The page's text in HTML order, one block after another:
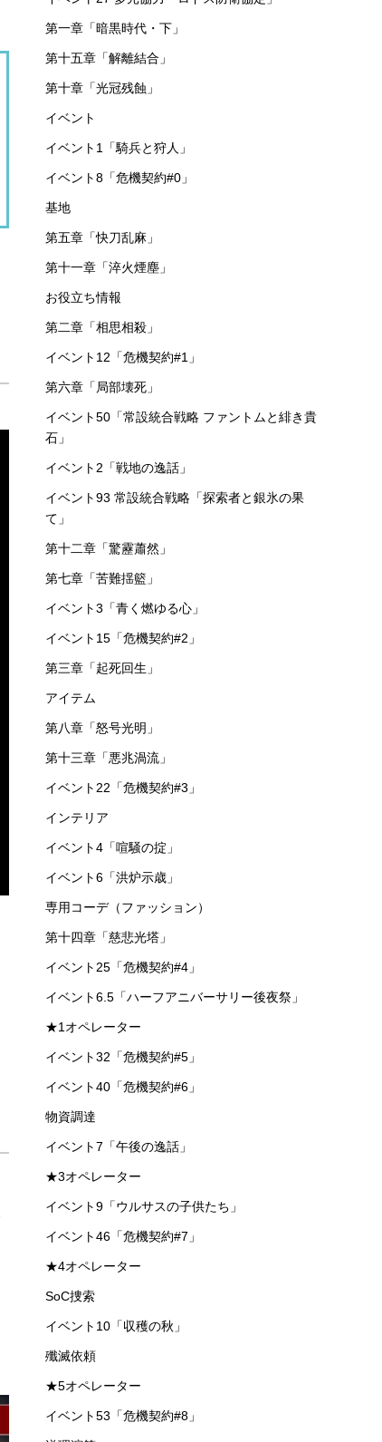
第一章「暗黒時代・下」
第十五章「解離結合」
第十章「光冠残蝕」
イベント
イベント1「騎兵と狩人」
イベント8「危機契約#0」
基地
第五章「快刀乱麻」
第十一章「淬火煙塵」
お役立ち情報
第二章「相思相殺」
イベント12「危機契約#1」
第六章「局部壊死」
イベント50「常設統合戦略 ファントムと緋き貴
石」
イベント2「戦地の逸話」
イベント93 常設統合戦略「探索者と銀氷の果
て」
第十二章「驚靂蕭然」
第七章「苦難揺籃」
イベント3「青く燃ゆる心」
イベント15「危機契約#2」
第三章「起死回生」
アイテム
第八章「怒号光明」
第十三章「悪兆渦流」
イベント22「危機契約#3」
インテリア
イベント4「喧騒の掟」
イベント6「洪炉示歳」
専用コーデ（ファッション）
第十四章「慈悲光塔」
イベント25「危機契約#4」
イベント6.5「ハーフアニバーサリー後夜祭」
★1オペレーター
イベント32「危機契約#5」
イベント40「危機契約#6」
物資調達
イベント7「午後の逸話」
★3オペレーター
イベント9「ウルサスの子供たち」
イベント46「危機契約#7」
★4オペレーター
SoC捜索
イベント10「収穫の秋」
殲滅依頼
★5オペレーター
イベント53「危機契約#8」